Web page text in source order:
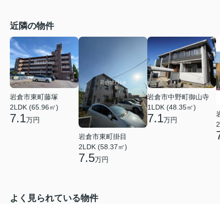
近隣の物件
岩倉市東町藤塚
2LDK (65.96㎡)
7.1万円
岩倉市東町掛目
2LDK (58.37㎡)
7.5万円
岩倉市中野町御山寺
1LDK (48.35㎡)
7.1万円
よく見られている物件